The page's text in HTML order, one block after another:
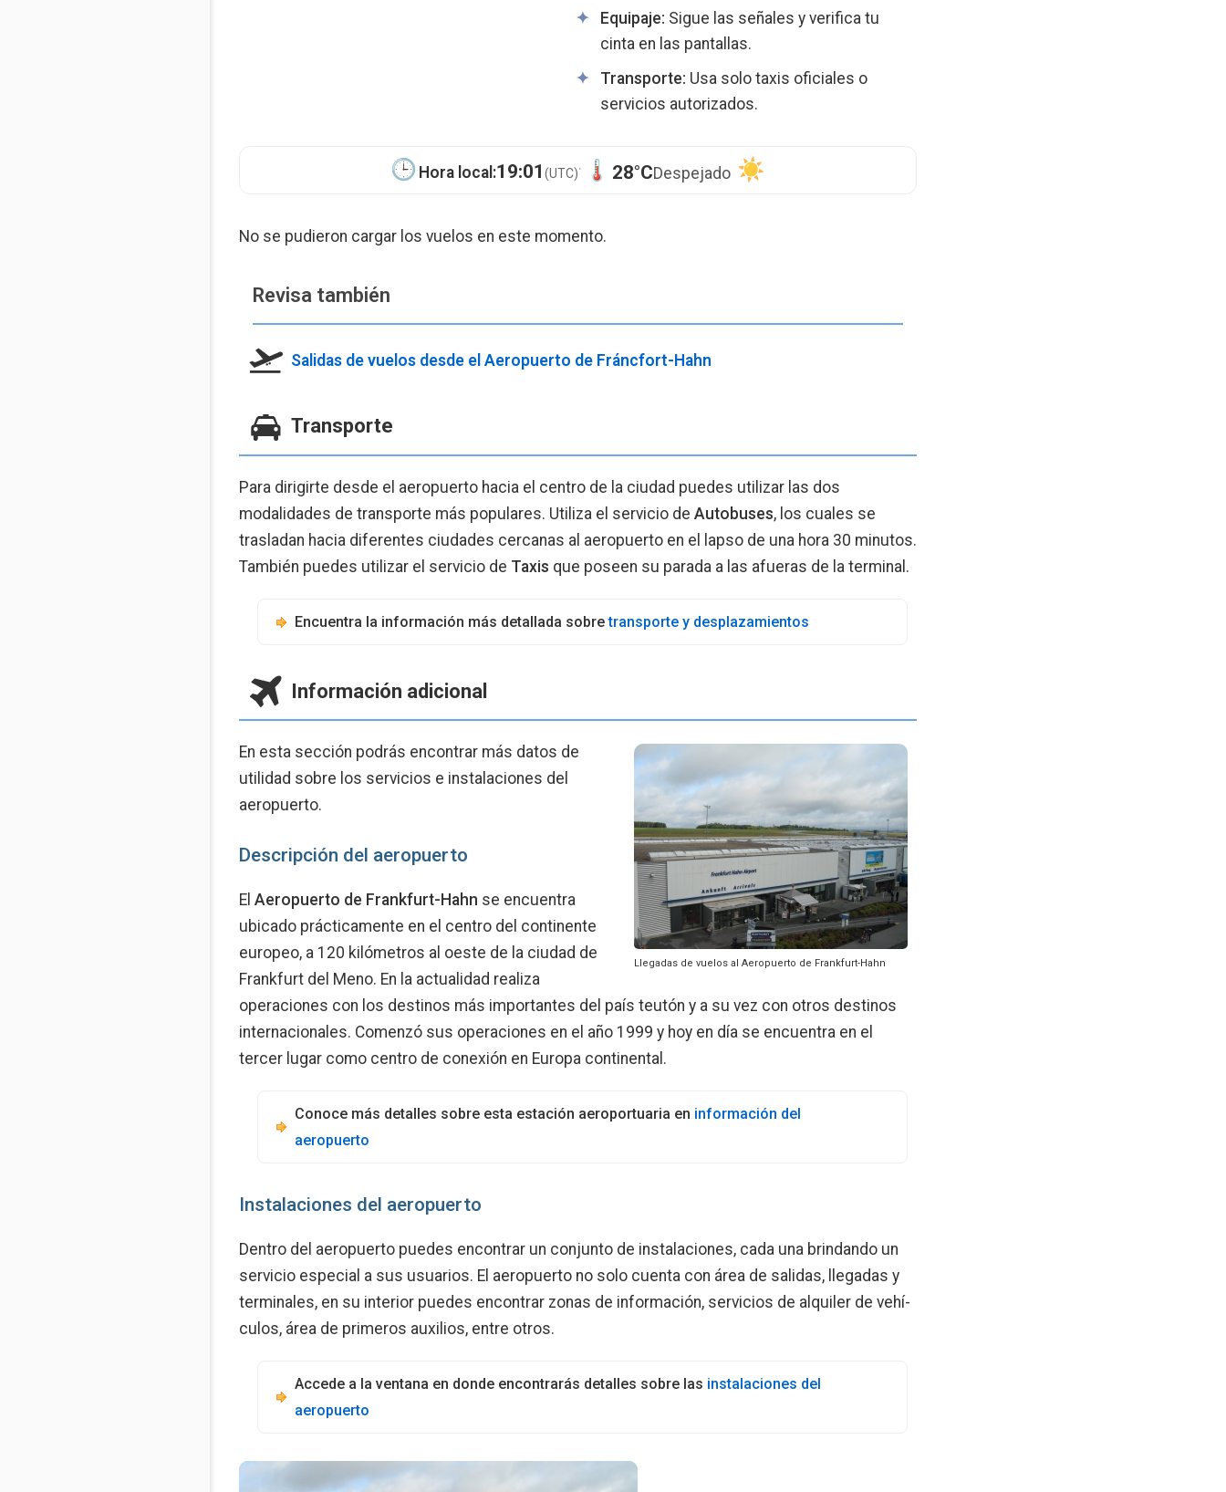
Equipaje: Sigue las señales y verifica tu
cinta en las pantallas.
Transporte: Usa solo taxis oficiales o
servicios autorizados.
Hora local:19:01 (UTC)· 28°CDespejado
No se pudieron cargar los vuelos en este momento.
Revisa también
Salidas de vuelos desde el Aeropuerto de Fráncfort-Hahn
Transporte
Para dirigirte desde el aeropuerto hacia el centro de la ciudad puedes utilizar las dos
modalidades de transporte más populares. Utiliza el servicio de Autobuses, los cuales se
trasladan hacia diferentes ciudades cercanas al aeropuerto en el lapso de una hora 30 minutos.
También puedes utilizar el servicio de Taxis que poseen su parada a las afueras de la terminal.
Encuentra la información más detallada sobretransporte y desplazamientos
Información adicional
Llegadas de vuelos al Aeropuerto de Frankfurt-Hahn
En esta sección podrás encontrar más datos de
utilidad sobre los servicios e instalaciones del
aeropuerto.
Descripción del aeropuerto
El Aeropuerto de Frankfurt-Hahn se encuentra
ubicado prácticamente en el centro del continente
europeo, a 120 kilómetros al oeste de la ciudad de
Frankfurt del Meno. En la actualidad realiza
operaciones con los destinos más importantes del paí­s teutón y a su vez con otros destinos
internacionales. Comenzó sus operaciones en el año 1999 y hoy en dí­a se encuentra en el
tercer lugar como centro de conexión en Europa continental.
Conoce más detalles sobre esta estación aeroportuaria en información del
aeropuerto
Instalaciones del aeropuerto
Dentro del aeropuerto puedes encontrar un conjunto de instalaciones, cada una brindando un
servicio especial a sus usuarios. El aeropuerto no solo cuenta con área de salidas, llegadas y
terminales, en su interior puedes encontrar zonas de información, servicios de alquiler de vehí­
culos, área de primeros auxilios, entre otros.
Accede a la ventana en donde encontrarás detalles sobre las instalaciones del
aeropuerto